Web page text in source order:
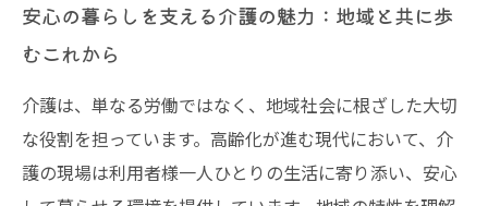
安心の暮らしを支える介護の魅力：地域と共に歩
むこれから
介護は、単なる労働ではなく、地域社会に根ざした大切
な役割を担っています。高齢化が進む現代において、介
護の現場は利用者様一人ひとりの生活に寄り添い、安心